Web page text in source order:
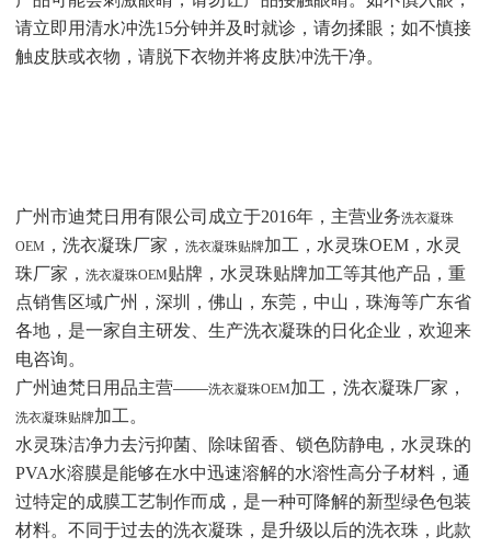
请立即用清水冲洗15分钟并及时就诊，请勿揉眼；如不慎接
触皮肤或衣物，请脱下衣物并将皮肤冲洗干净。
广州市迪梵日用有限公司成立于2016年，主营业务洗衣凝珠
OEM ，洗衣凝珠厂家，洗衣凝珠贴牌加工，水灵珠OEM，水灵
珠厂家，洗衣凝珠OEM贴牌，水灵珠贴牌加工等其他产品，重
点销售区域广州，深圳，佛山，东莞，中山，珠海等广东省
各地，是一家自主研发、生产洗衣凝珠的日化企业，欢迎来
电咨询。
广州迪梵日用品主营——洗衣凝珠OEM加工，洗衣凝珠厂家，
洗衣凝珠贴牌加工。
水灵珠洁净力去污抑菌、除味留香、锁色防静电， 水灵珠的
PVA水溶膜是能够在水中迅速溶解的水溶性高分子材料，通
过特定的成膜工艺制作而成，是一种可降解的新型绿色包装
材料。不同于过去的洗衣凝珠，是升级以后的洗衣珠，此款